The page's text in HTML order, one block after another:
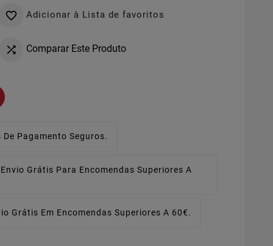
 Adicionar à Lista de favoritos
 Comparar Este Produto
De Pagamento Seguros.
Envio Grátis Para Encomendas Superiores A
Grátis Em Encomendas Superiores A 60€.